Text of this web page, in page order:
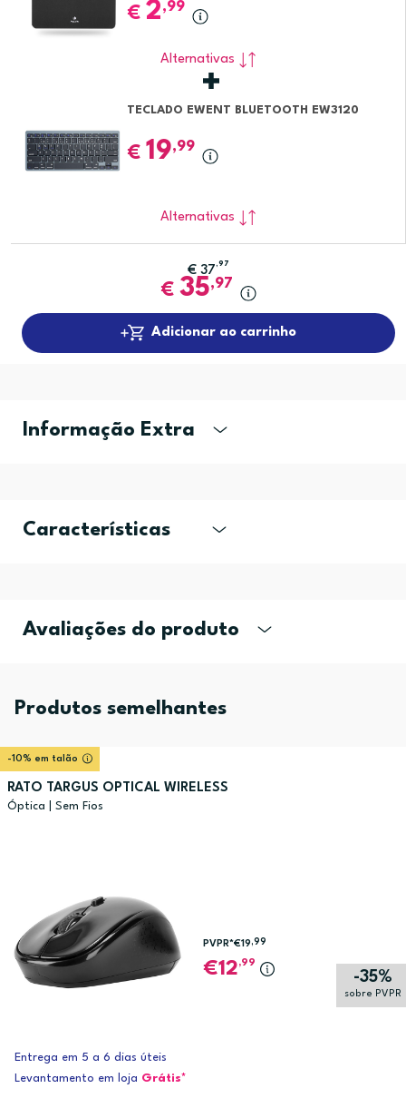
€ 2,99
Alternativas
TECLADO EWENT BLUETOOTH EW3120
€ 19,99
Alternativas
€ 37,97
€ 35,97
Adicionar ao carrinho
Informação Extra
Características
Avaliações do produto
Produtos semelhantes
-10% em talão
RATO TARGUS OPTICAL WIRELESS
Óptica | Sem Fios
-35%
sobre PVPR
PVPR*€19,99
12,99
Entrega em 5 a 6 dias úteis
Levantamento em loja Grátis*